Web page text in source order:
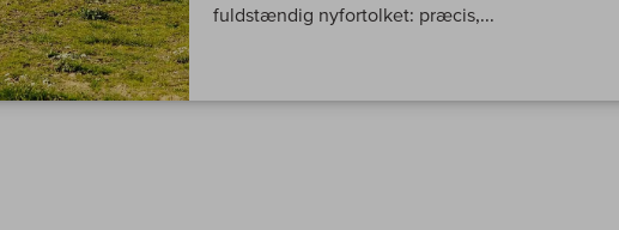
fuldstændig nyfortolket: præcis,...